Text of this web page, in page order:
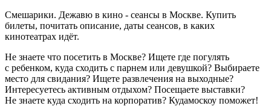
Смешарики. Дежавю в кино - сеансы в Москве. Купить
билеты, почитать описание, даты сеансов, в каких
кинотеатрах идёт.
Не знаете что посетить в Москве? Ищете где погулять
с ребенком, куда сходить с парнем или девушкой? Выбираете
место для свидания? Ищете развлечения на выходные?
Интересуетесь активным отдыхом? Посещаете выставки?
Не знаете куда сходить на корпоратив? Кудамоскоу поможет!